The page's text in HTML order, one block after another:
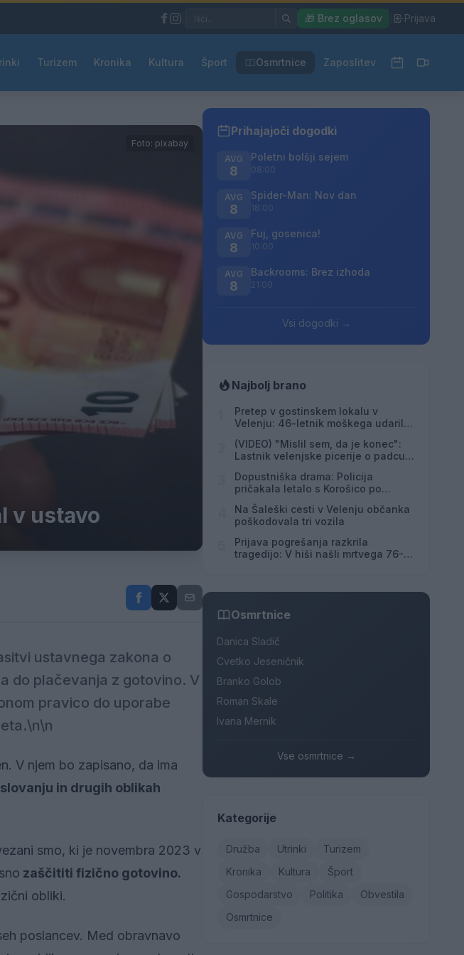
🎁 Brez oglasov Prijava
Turizem Kronika Kultura Šport Osmrtnice Zaposlitev
Foto: pixabay
v ustavo
ustavnega zakona o
do plačevanja z gotovino. V
pravico do uporabe
V njem bo zapisano, da ima
in drugih oblikah
smo, ki je novembra 2023 v
zaščititi fizično gotovino.
obliki.
poslancev. Med obravnavo
Prihajajoči dogodki
AVG
8
Poletni bolšji sejem
08:00
AVG
8
Spider-Man: Nov dan
18:00
AVG
8
Fuj, gosenica!
10:00
AVG
8
Backrooms: Brez izhoda
21:00
Vsi dogodki →
Najbolj brano
Pretep v gostinskem lokalu v
Velenju: 46-letnik moškega udaril s
(VIDEO) "Mislil sem, da je konec":
Lastnik velenjske picerije o padcu s
Dopustniška drama: Policija
pričakala letalo s Korošico po
Na Šaleški cesti v Velenju občanka
poškodovala tri vozila
Prijava pogrešanja razkrila
tragedijo: V hiši našli mrtvega 76-
Osmrtnice
Danica Sladič
Cvetko Jeseničnik
Branko Golob
Roman Skale
Ivana Mernik
Vse osmrtnice →
Kategorije
Družba Utrinki
Turizem
Kronika
Kultura
Šport
Gospodarstvo
Politika
Obvestila
Osmrtnice